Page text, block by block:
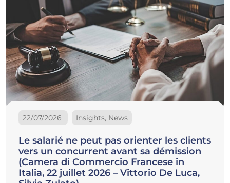
22/07/2026 Insights, News
Le salarié ne peut pas orienter les clients
vers un concurrent avant sa démission
(Camera di Commercio Francese in
Italia, 22 juillet 2026 – Vittorio De Luca,